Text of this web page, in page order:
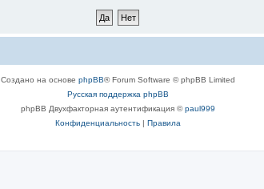
Создано на основе phpBB® Forum Software © phpBB Limited
Русская поддержка phpBB
phpBB Двухфакторная аутентификация ©paul999
Конфиденциальность| Правила